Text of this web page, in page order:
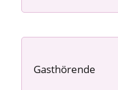
Gasthörende